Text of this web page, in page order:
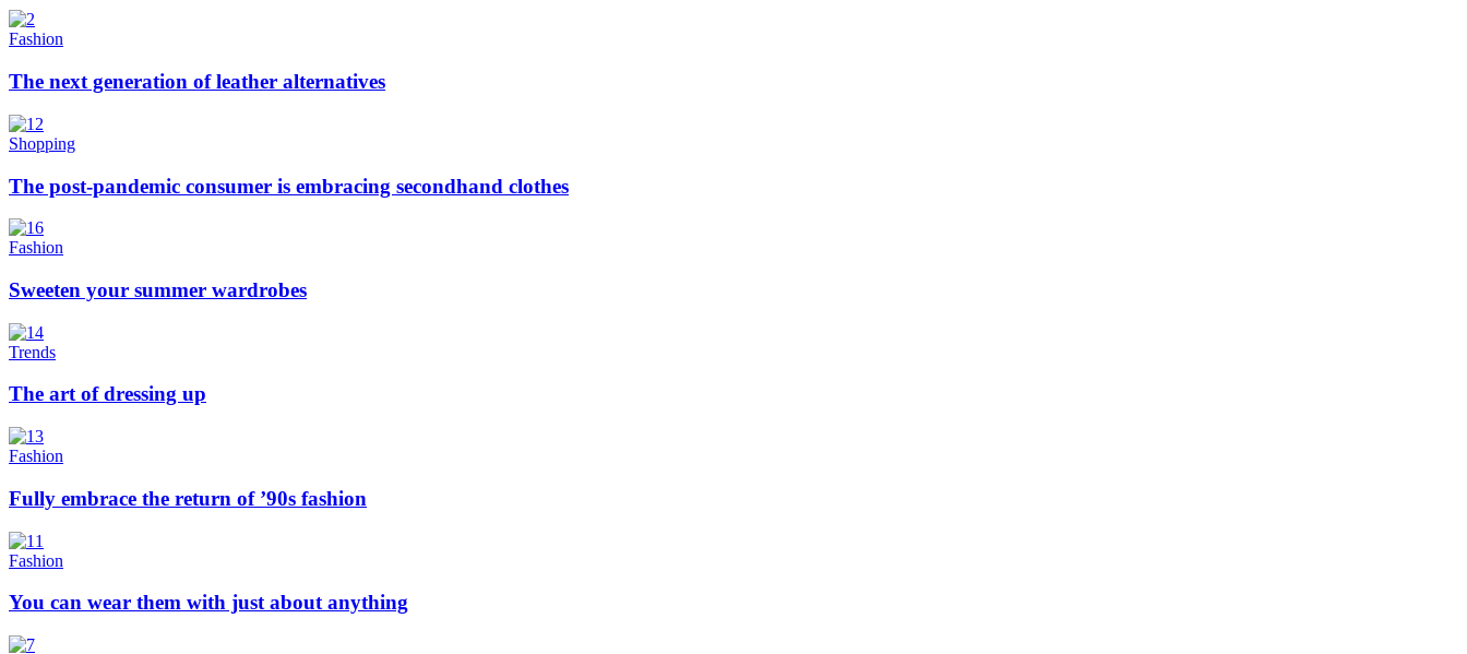
Fashion
The next generation of leather alternatives
Shopping
The post-pandemic consumer is embracing secondhand clothes
Fashion
Sweeten your summer wardrobes
Trends
The art of dressing up
Fashion
Fully embrace the return of ’90s fashion
Fashion
You can wear them with just about anything